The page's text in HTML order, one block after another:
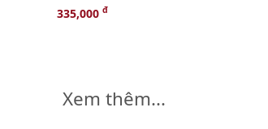
lông, 150ml
335,000 đ
Xem thêm...